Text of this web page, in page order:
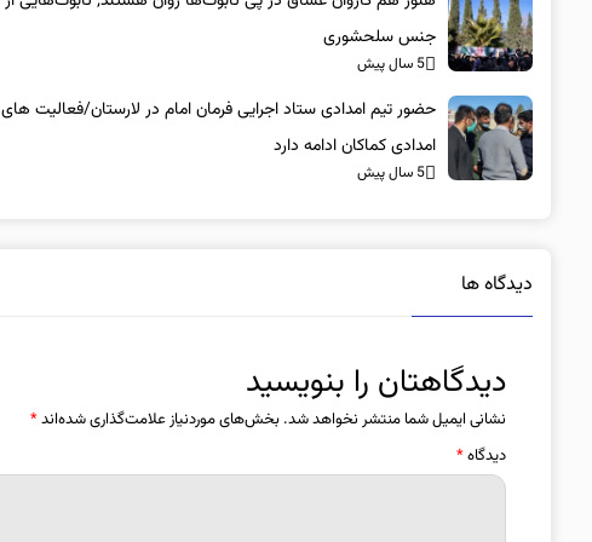
جنس سلحشوری
5 سال پیش
حضور تیم امدادی ستاد اجرایی فرمان امام در لارستان/فعالیت های
امدادی کماکان ادامه دارد
5 سال پیش
دیدگاه ها
دیدگاهتان را بنویسید
نشانی ایمیل شما منتشر نخواهد شد. بخش‌های موردنیاز علامت‌گذاری شده‌اند*
دیدگاه*